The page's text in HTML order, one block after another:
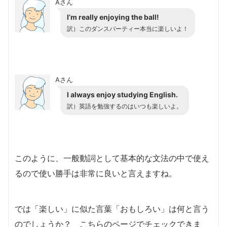
Aさん
I’m really enjoying the ball!
訳）このダンスパーティー本当に楽しいよ！
Aさん
I always enjoy studying English.
訳）英語を勉強するのはいつも楽しいよ。
このように、一般動詞として基本的な文法の中で使え
るので使い勝手は非常に良いと言えますね。
では「楽しい」に似た言葉「おもしろい」は何と言う
のでしょうか？ こちらのページでチェックできま